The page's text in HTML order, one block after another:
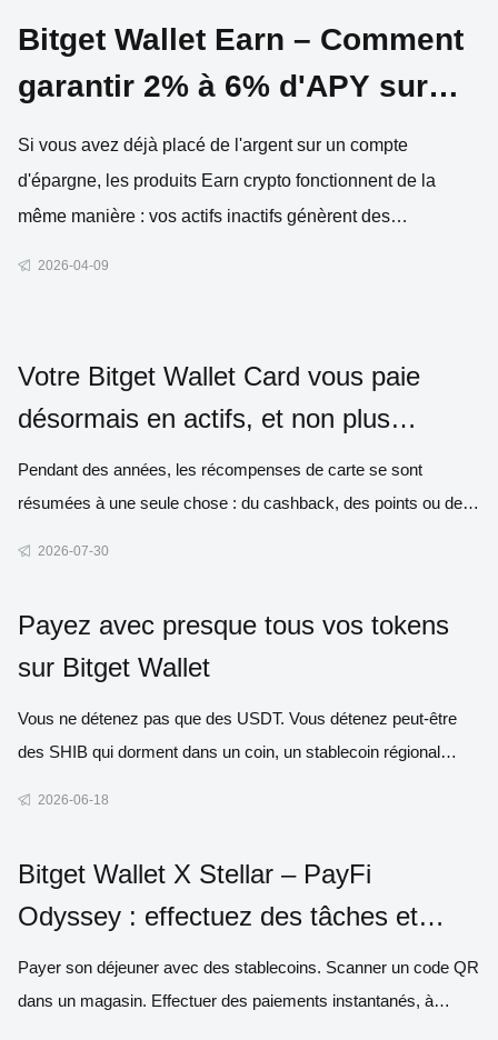
Bitget Wallet Earn – Comment
garantir 2% à 6% d'APY sur
vos cryptos
Si vous avez déjà placé de l'argent sur un compte
d'épargne, les produits Earn crypto fonctionnent de la
même manière : vos actifs inactifs génèrent des
2026-04-09
Votre Bitget Wallet Card vous paie
désormais en actifs, et non plus
seulement en cash
Pendant des années, les récompenses de carte se sont
résumées à une seule chose : du cashback, des points ou des
2026-07-30
Payez avec presque tous vos tokens
sur Bitget Wallet
Vous ne détenez pas que des USDT. Vous détenez peut-être
des SHIB qui dorment dans un coin, un stablecoin régional
portefeuilles
2026-06-18
Bitget Wallet X Stellar – PayFi
Odyssey : effectuez des tâches et
partagez 300 000 $ de récompenses
Payer son déjeuner avec des stablecoins. Scanner un code QR
dans un magasin. Effectuer des paiements instantanés, à